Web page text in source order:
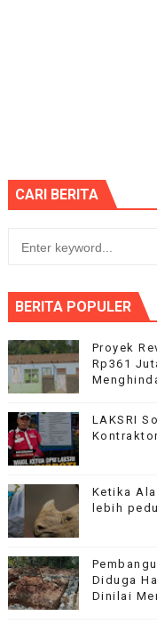
CARI BERITA
BERITA POPULER
Proyek
Rp361
LAKSRI
Ketika
lebih
Diduga
Dinilai